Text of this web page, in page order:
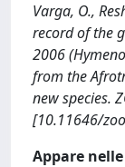
Varga, O.,
record of the
2006
from the
new species.
[10.11646/
Appare